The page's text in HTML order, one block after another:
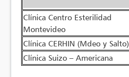
Clínica Centro Esterilidad
Montevideo
Clínica CERHIN (Mdeo y Salto)
Clínica Suizo – Americana